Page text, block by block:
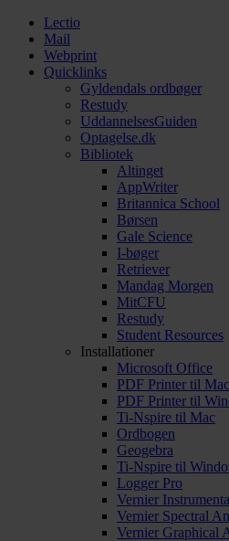
Lectio
Mail
Webprint
Quicklinks
Gyldendals ordbøger
Restudy
UddannelsesGuiden
Optagelse.dk
Bibliotek
Altinget
AppWriter
Britannica School
Børsen
Gale Science
I-bøger
Retriever
Mandag Morgen
MitCFU
Restudy
Student Resources
Installationer
Microsoft Office
PDF Printer til Mac
PDF Printer til
Ti-Nspire til Mac
Ordbogen
Geogebra
Ti-Nspire til
Logger Pro
Vernier
Vernier Spectral
Vernier Graphical